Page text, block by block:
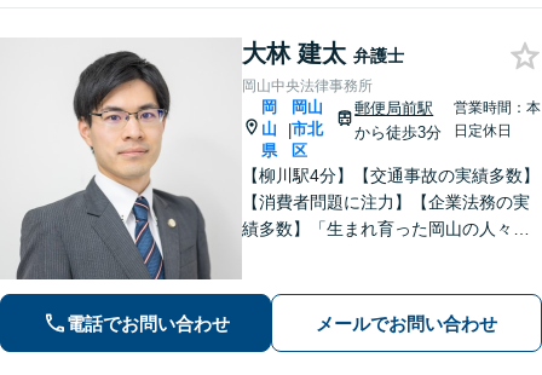
大林 建太 弁護士
岡山中央法律事務所
岡
山
県
|
岡山
市北
区
郵便局前駅
から徒歩3分
営業時間：本
日定休日
【柳川駅4分】【交通事故の実績多数】
【消費者問題に注力】【企業法務の実
績多数】「生まれ育った岡山の人々の
実かつ確実な対応に努めてまいりま
す。お気軽にご相談ください。
電話でお問い合わせ メールでお問い合わせ